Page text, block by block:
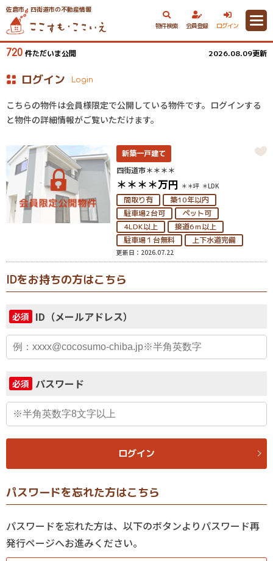
佐倉市・四街道市の不動産情報
物件検索
会員登録 ログイン
720 件ただいま公開 2026.08.09更新
ログイン Login
こちらの物件は会員様限定で公開している物件です。ログインする
と物件の詳細情報がご覧いただけます。
新築一戸建て
四街道市＊＊＊＊
＊＊＊＊万円 ＊＊坪 ＊LDK
間取り有
築10年以内
駐車場2台可
ペット可
4LDK以上
接道6ｍ以上
駐車場１台無料
上下水道完備
更新日：2026.07.22
IDをお持ちの方はこちら
必須 ID（メールアドレス）
必須 パスワード
ログイン
パスワードを忘れた方はこちら
パスワードを忘れた方は、以下のボタンよりパスワード再
発行ページへお進みください。